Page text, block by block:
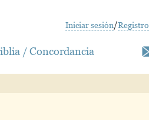
Iniciar sesión/Registro
/ Concordancia